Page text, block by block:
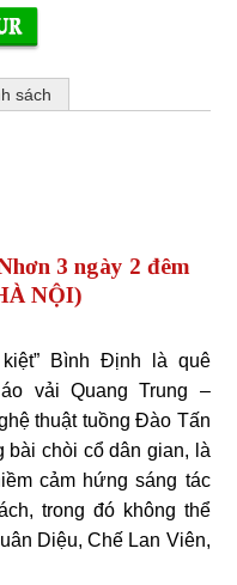
sách
3 ngày 2 đêm
NỘI)
Bình Định là quê
vải Quang Trung –
thuật tuồng Đào Tấn
bài chòi cổ dân gian, là
cảm hứng sáng tác
trong đó không thể
Diệu, Chế Lan Viên,